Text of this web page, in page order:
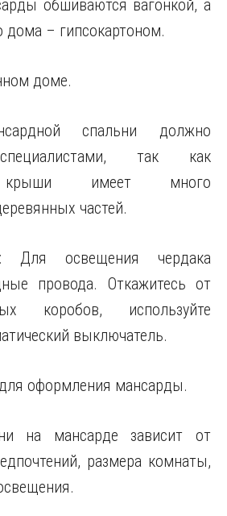
обшиваются вагонкой, а
дома – гипсокартоном.
доме.
спальни должно
так как
крыши имеет много
частей.
Для освещения чердака
провода. Откажитесь от
коробов, используйте
выключатель.
оформления мансарды.
на мансарде зависит от
размера комнаты,